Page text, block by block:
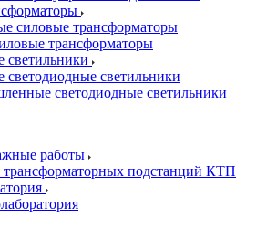
силовые трансформаторы
трансформаторы
светильники
светодиодные светильники
светодиодные светильники
работы
подстанций КТП